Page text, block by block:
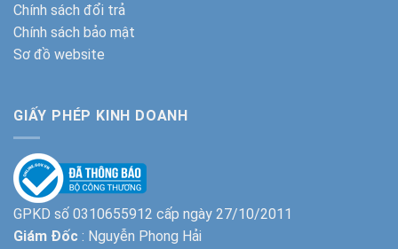
Chính sách đổi trả
Chính sách bảo mật
Sơ đồ website
GIẤY PHÉP KINH DOANH
GPKD số 0310655912 cấp ngày 27/10/2011
Giám Đốc : Nguyễn Phong Hải